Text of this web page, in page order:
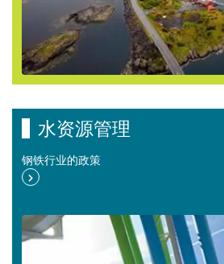
水资源管理
钢铁行业的政策